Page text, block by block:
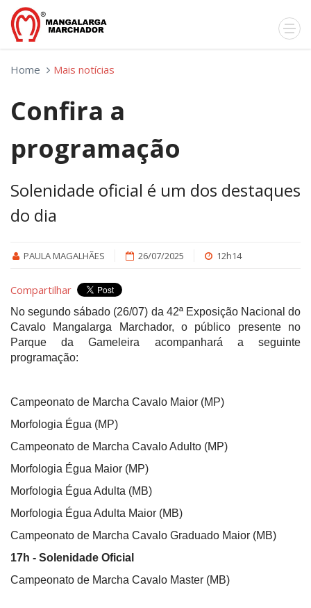
Home Mais notícias
Confira a
programação
Solenidade oficial é um dos destaques
do dia
PAULA MAGALHÃES 26/07/2025 12h14
Compartilhar
No segundo sábado (26/07) da 42ª Exposição Nacional do
Cavalo Mangalarga Marchador, o público presente no
Parque da Gameleira acompanhará a seguinte
programação:
Campeonato de Marcha Cavalo Maior (MP)
Morfologia Égua (MP)
Campeonato de Marcha Cavalo Adulto (MP)
Morfologia Égua Maior (MP)
Morfologia Égua Adulta (MB)
Morfologia Égua Adulta Maior (MB)
Campeonato de Marcha Cavalo Graduado Maior (MB)
17h - Solenidade Oficial
Campeonato de Marcha Cavalo Master (MB)